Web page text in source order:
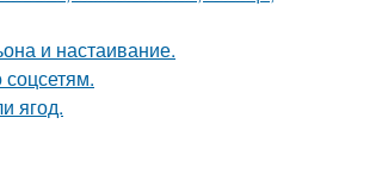
и настаивание.
ягод.